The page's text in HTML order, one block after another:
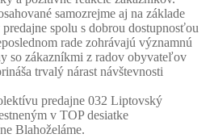
samozrejme aj na základe
spolu s dobrou dostupnosťou
rade zohrávajú významnú
so zákazníkmi z radov obyvateľov
trvalý nárast návštevnosti
predajne 032 Liptovský
v TOP desiatke
Blahoželáme.